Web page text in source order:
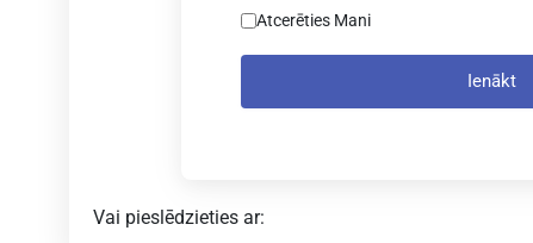
Atcerēties Mani
Ienākt
Vai pieslēdzieties ar: